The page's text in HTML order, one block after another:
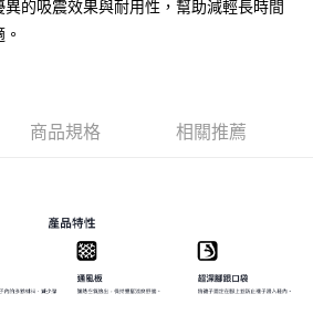
使用他人資訊註冊。若發現惡意使用之情形，
的吸震效果與耐用性，幫助減輕長時間
商品規格 相關推薦